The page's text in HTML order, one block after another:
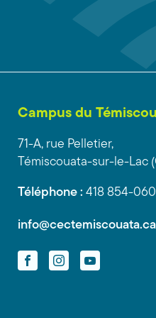
Campus du
71-A, rue Pelletier,
Témiscouata-sur-le-Lac
Téléphone : 418 854-
info@cectemiscouata.ca
FacebookInstagramYouTube